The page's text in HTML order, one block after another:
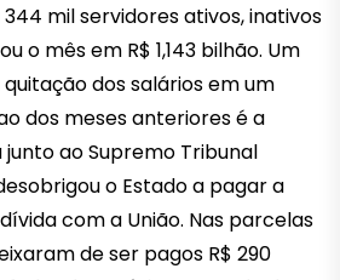
mil servidores ativos, inativos
o mês em R$ 1,143 bilhão. Um
dos salários em um
dos meses anteriores é a
ao Supremo Tribunal
o Estado a pagar a
com a União. Nas parcelas
de ser pagos R$ 290